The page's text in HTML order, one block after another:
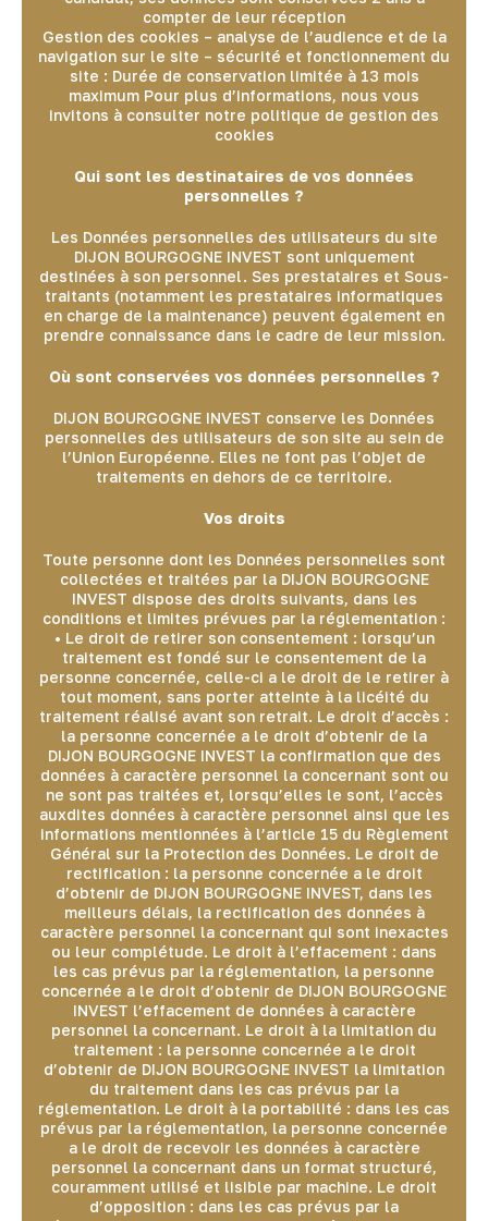
compter de leur réception
Gestion des cookies – analyse de l’audience et de la
navigation sur le site – sécurité et fonctionnement du
site : Durée de conservation limitée à 13 mois
maximum Pour plus d’informations, nous vous
invitons à consulter notre politique de gestion des
cookies
Qui sont les destinataires de vos données
personnelles ?
Les Données personnelles des utilisateurs du site
DIJON BOURGOGNE INVEST sont uniquement
destinées à son personnel. Ses prestataires et Sous-
traitants (notamment les prestataires informatiques
en charge de la maintenance) peuvent également en
prendre connaissance dans le cadre de leur mission.
Où sont conservées vos données personnelles ?
DIJON BOURGOGNE INVEST conserve les Données
personnelles des utilisateurs de son site au sein de
l’Union Européenne. Elles ne font pas l’objet de
traitements en dehors de ce territoire.
Vos droits
Toute personne dont les Données personnelles sont
collectées et traitées par la DIJON BOURGOGNE
INVEST dispose des droits suivants, dans les
conditions et limites prévues par la réglementation :
• Le droit de retirer son consentement : lorsqu’un
traitement est fondé sur le consentement de la
personne concernée, celle-ci a le droit de le retirer à
tout moment, sans porter atteinte à la licéité du
traitement réalisé avant son retrait. Le droit d’accès :
la personne concernée a le droit d’obtenir de la
DIJON BOURGOGNE INVEST la confirmation que des
données à caractère personnel la concernant sont ou
ne sont pas traitées et, lorsqu’elles le sont, l’accès
auxdites données à caractère personnel ainsi que les
informations mentionnées à l’article 15 du Règlement
Général sur la Protection des Données. Le droit de
rectification : la personne concernée a le droit
d’obtenir de DIJON BOURGOGNE INVEST, dans les
meilleurs délais, la rectification des données à
caractère personnel la concernant qui sont inexactes
ou leur complétude. Le droit à l’effacement : dans
les cas prévus par la réglementation, la personne
concernée a le droit d’obtenir de DIJON BOURGOGNE
INVEST l’effacement de données à caractère
personnel la concernant. Le droit à la limitation du
traitement : la personne concernée a le droit
d’obtenir de DIJON BOURGOGNE INVEST la limitation
du traitement dans les cas prévus par la
réglementation. Le droit à la portabilité : dans les cas
prévus par la réglementation, la personne concernée
a le droit de recevoir les données à caractère
personnel la concernant dans un format structuré,
couramment utilisé et lisible par machine. Le droit
d’opposition : dans les cas prévus par la